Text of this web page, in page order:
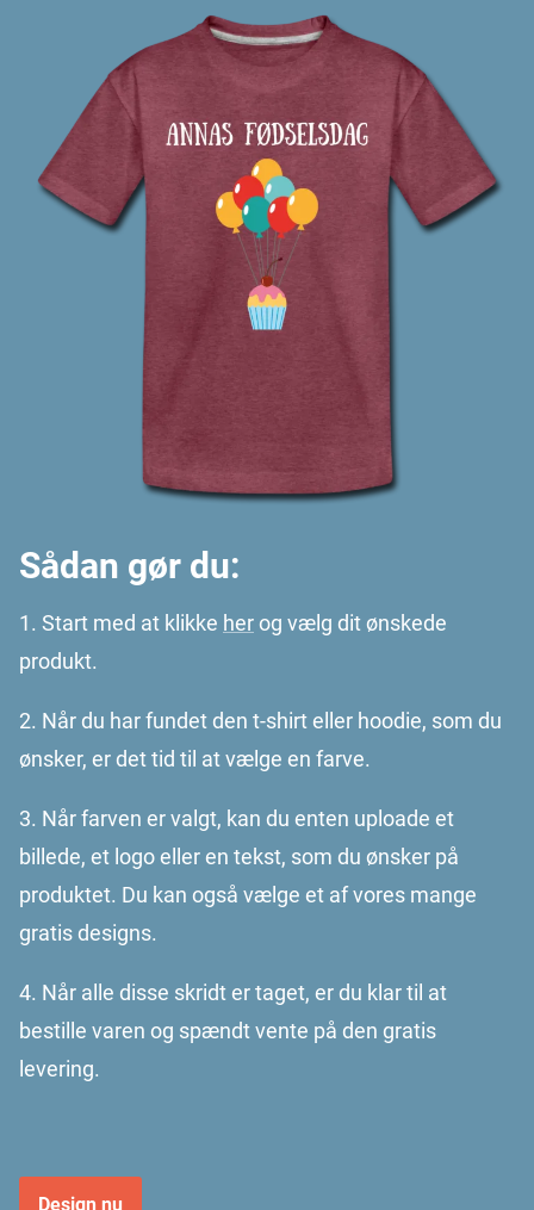
Sådan gør du:
1. Start med at klikke herog vælg dit ønskede
produkt.
2. Når du har fundet den t-shirt eller hoodie, som du
ønsker, er det tid til at vælge en farve.
3. Når farven er valgt, kan du enten uploade et
billede, et logo eller en tekst, som du ønsker på
produktet. Du kan også vælge et af vores mange
gratis designs.
4. Når alle disse skridt er taget, er du klar til at
bestille varen og spændt vente på den gratis
levering.
Design nu